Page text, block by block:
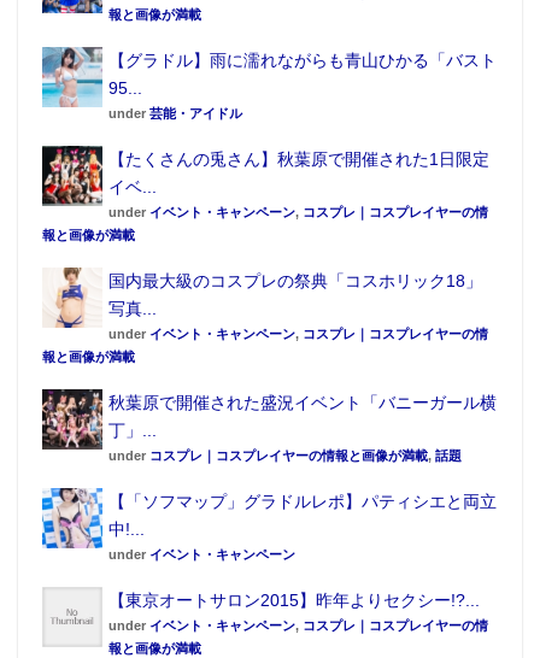
報と画像が満載
【グラドル】雨に濡れながらも青山ひかる「バスト
95...
under 芸能・アイドル
【たくさんの兎さん】秋葉原で開催された1日限定
イベ...
under イベント・キャンペーン, コスプレ｜コスプレイヤーの情
報と画像が満載
国内最大級のコスプレの祭典「コスホリック18」
写真...
under イベント・キャンペーン, コスプレ｜コスプレイヤーの情
報と画像が満載
秋葉原で開催された盛況イベント「バニーガール横
丁」...
under コスプレ｜コスプレイヤーの情報と画像が満載, 話題
【「ソフマップ」グラドルレポ】パティシエと両立
中!...
under イベント・キャンペーン
【東京オートサロン2015】昨年よりセクシー!?...
under イベント・キャンペーン, コスプレ｜コスプレイヤーの情
報と画像が満載